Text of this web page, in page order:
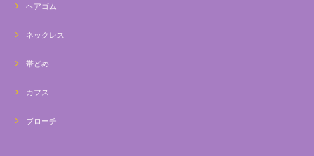
ヘアゴム
ネックレス
帯どめ
カフス
ブローチ